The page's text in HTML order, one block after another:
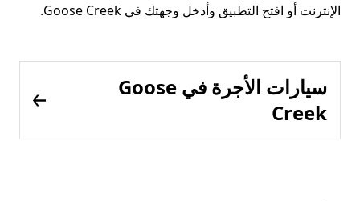
الإنترنت أو افتح التطبيق وأدخل وجهتك في Goose Creek.
سيارات الأجرة في Goose
Creek